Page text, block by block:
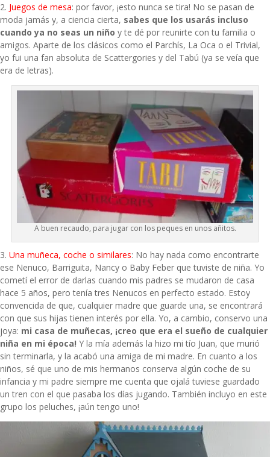
2. Juegos de mesa: por favor, ¡esto nunca se tira! No se pasan de
moda jamás y, a ciencia cierta, sabes que los usarás incluso
cuando ya no seas un niño y te dé por reunirte con tu familia o
amigos. Aparte de los clásicos como el Parchís, La Oca o el Trivial,
yo fui una fan absoluta de Scattergories y del Tabú (ya se veía que
era de letras).
A buen recaudo, para jugar con los peques en unos añitos.
3. Una muñeca, coche o similares: No hay nada como encontrarte
ese Nenuco, Barriguita, Nancy o Baby Feber que tuviste de niña. Yo
cometí el error de darlas cuando mis padres se mudaron de casa
hace 5 años, pero tenía tres Nenucos en perfecto estado. Estoy
convencida de que, cualquier madre que guarde una, se encontrará
con que sus hijas tienen interés por ella. Yo, a cambio, conservo una
joya: mi casa de muñecas, ¡creo que era el sueño de cualquier
niña en mi época! Y la mía además la hizo mi tío Juan, que murió
sin terminarla, y la acabó una amiga de mi madre. En cuanto a los
niños, sé que uno de mis hermanos conserva algún coche de su
infancia y mi padre siempre me cuenta que ojalá tuviese guardado
un tren con el que pasaba los días jugando. También incluyo en este
grupo los peluches, ¡aún tengo uno!